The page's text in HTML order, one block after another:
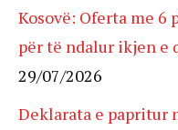
Kosovë: Oferta me 6
për të ndalur ikjen e
29/07/2026
Deklarata e papritur